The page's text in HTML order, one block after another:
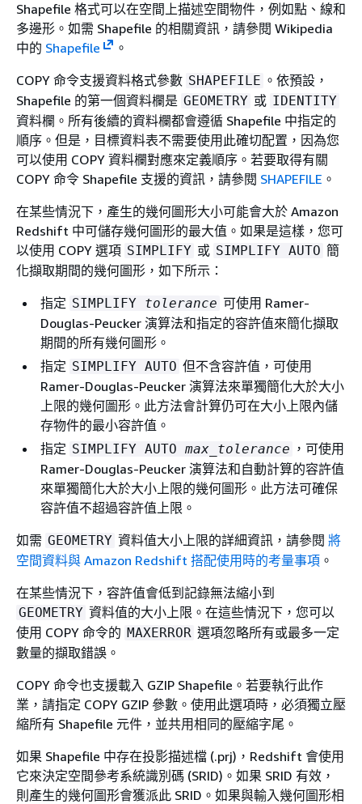
Shapefile 格式可以在空間上描述空間物件，例如點、線和
多邊形。如需 Shapefile 的相關資訊，請參閱 Wikipedia
中的 Shapefile
。
COPY 命令支援資料格式參數 SHAPEFILE 。依預設，
Shapefile 的第一個資料欄是 GEOMETRY 或 IDENTITY
資料欄。所有後續的資料欄都會遵循 Shapefile 中指定的
順序。但是，目標資料表不需要使用此確切配置，因為您
可以使用 COPY 資料欄對應來定義順序。若要取得有關
COPY 命令 Shapefile 支援的資訊，請參閱 SHAPEFILE 。
在某些情況下，產生的幾何圖形大小可能會大於 Amazon
Redshift 中可儲存幾何圖形的最大值。如果是這樣，您可
以使用 COPY 選項 SIMPLIFY 或 SIMPLIFY AUTO 簡
化擷取期間的幾何圖形，如下所示：
指定 SIMPLIFY tolerance 可使用 Ramer-
Douglas-Peucker 演算法和指定的容許值來簡化擷取
期間的所有幾何圖形。
指定 SIMPLIFY AUTO 但不含容許值，可使用
Ramer-Douglas-Peucker 演算法來單獨簡化大於大小
上限的幾何圖形。此方法會計算仍可在大小上限內儲
存物件的最小容許值。
指定 SIMPLIFY AUTO max_tolerance ，可使用
Ramer-Douglas-Peucker 演算法和自動計算的容許值
來單獨簡化大於大小上限的幾何圖形。此方法可確保
容許值不超過容許值上限。
如需 GEOMETRY 資料值大小上限的詳細資訊，請參閱 將
空間資料與 Amazon Redshift 搭配使用時的考量事項 。
在某些情況下，容許值會低到記錄無法縮小到
GEOMETRY 資料值的大小上限。在這些情況下，您可以
使用 COPY 命令的 MAXERROR 選項忽略所有或最多一定
數量的擷取錯誤。
COPY 命令也支援載入 GZIP Shapefile。若要執行此作
業，請指定 COPY GZIP 參數。使用此選項時，必須獨立壓
縮所有 Shapefile 元件，並共用相同的壓縮字尾。
如果 Shapefile 中存在投影描述檔 (.prj)，Redshift 會使用
它來決定空間參考系統識別碼 (SRID)。如果 SRID 有效，
則產生的幾何圖形會獲派此 SRID。如果與輸入幾何圖形相